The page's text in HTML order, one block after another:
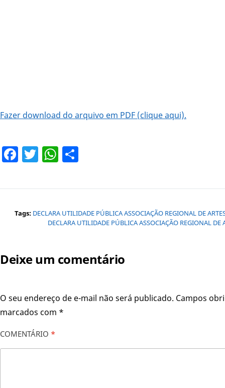
Fazer download do arquivo em PDF (clique aqui).
Facebook
TwitterWhatsApp
Tags: DECLARA UTILIDADE PÚBLICA ASSOCIAÇÃO REGIONAL DE
DECLARA UTILIDADE PÚBLICA ASSOCIAÇÃO REGIONAL DE
Deixe um comentário
O seu endereço de e-mail não será publicado. Campos
marcados com *
COMENTÁRIO *